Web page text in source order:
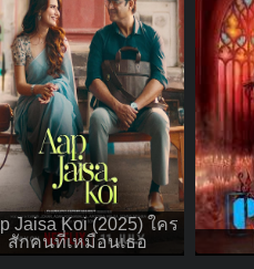
Jaisa Koi (2025) ใคร
สักคนที่เหมือนเธอ